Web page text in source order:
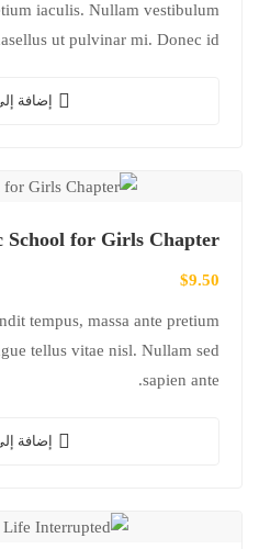
iaculis. Nullam vestibulum
ut pulvinar mi. Donec id
إضافة
School for Girls Chapter
$9.50
tempus, massa ante pretium
tellus vitae nisl. Nullam sed
sapien ante.
إضافة